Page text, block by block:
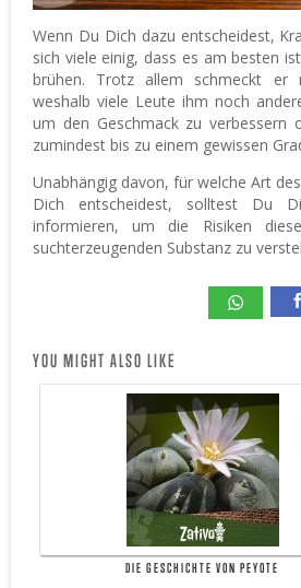
Wenn Du Dich dazu entscheidest,
sich viele einig, dass es am besten
brühen. Trotz allem schmeckt er
weshalb viele Leute ihm noch
um den Geschmack zu verbessern
zumindest bis zu einem gewissen
Unabhängig davon, für welche Art
Dich entscheidest, solltest Du
informieren, um die Risiken
suchterzeugenden Substanz zu
YOU MIGHT ALSO LIKE
DIE GESCHICHTE VON PEYOTE